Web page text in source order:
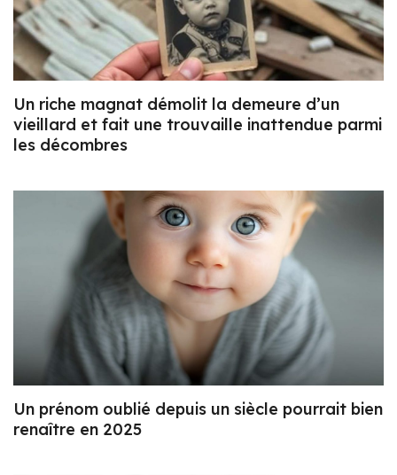
Un riche magnat démolit la demeure d’un
vieillard et fait une trouvaille inattendue parmi
les décombres
Un prénom oublié depuis un siècle pourrait bien
renaître en 2025